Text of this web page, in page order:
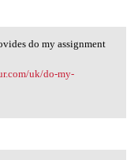
provides
do my assignment
uk/do-my-